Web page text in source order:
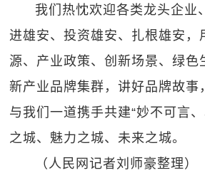
我们热忱欢迎各类龙头企业
进雄安、投资雄安、扎根雄安，
源、产业政策、创新场景、绿色
新产业品牌集群，讲好品牌故事
与我们一道携手共建“妙不可言
之城、魅力之城、未来之城。
（人民网记者刘师豪整理）